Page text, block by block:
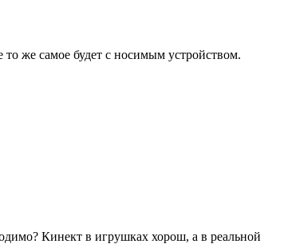
же самое будет с носимым устройством.
Кинект в игрушках хорош, а в реальной